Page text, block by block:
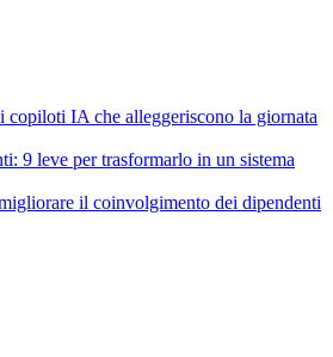
copiloti IA che alleggeriscono la giornata
9 leve per trasformarlo in un sistema
il coinvolgimento dei dipendenti